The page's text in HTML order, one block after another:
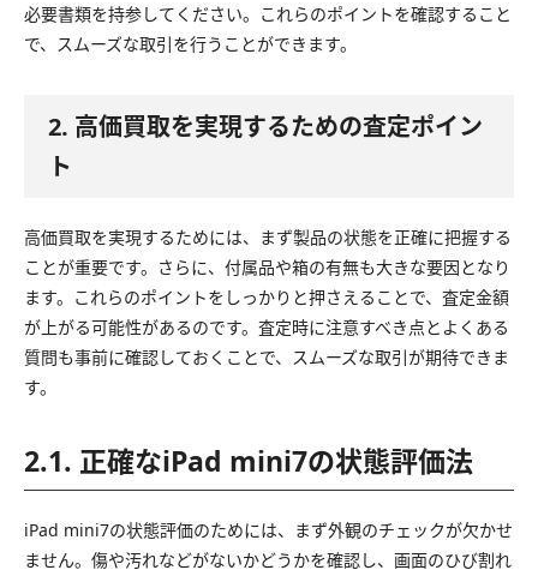
必要書類を持参してください。これらのポイントを確認すること
で、スムーズな取引を行うことができます。
2. 高価買取を実現するための査定ポイン
ト
高価買取を実現するためには、まず製品の状態を正確に把握する
ことが重要です。さらに、付属品や箱の有無も大きな要因となり
ます。これらのポイントをしっかりと押さえることで、査定金額
が上がる可能性があるのです。査定時に注意すべき点とよくある
質問も事前に確認しておくことで、スムーズな取引が期待できま
す。
2.1. 正確なiPad mini7の状態評価法
iPad mini7の状態評価のためには、まず外観のチェックが欠かせ
ません。傷や汚れなどがないかどうかを確認し、画面のひび割れ